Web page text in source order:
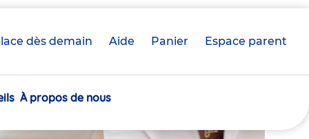
dès demain Aide Panier crèche(s)
Espace parent
À propos de nous